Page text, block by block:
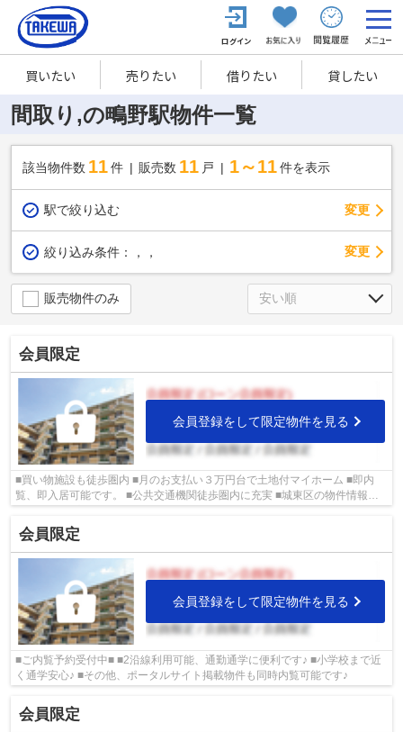
買いたい 売りたい 借りたい 貸したい
間取り,の鴫野駅物件一覧
該当物件数 11件 販売数 11 戸 1～11 件を表示
駅で絞り込む 変更
絞り込み条件： ，， 変更
販売物件のみ
会員限定
会員登録をして限定物件を見る
■買い物施設も徒歩圏内 ■月のお支払い３万円台で土地付マイホーム ■即内
覧、即入居可能です。 ■公共交通機関徒歩圏内に充実 ■城東区の物件情報は
会員限定
会員登録をして限定物件を見る
■ご内覧予約受付中■ ■2沿線利用可能、通勤通学に便利です♪ ■小学校まで近
く通学安心♪ ■その他、ポータルサイト掲載物件も同時内覧可能です♪
会員限定